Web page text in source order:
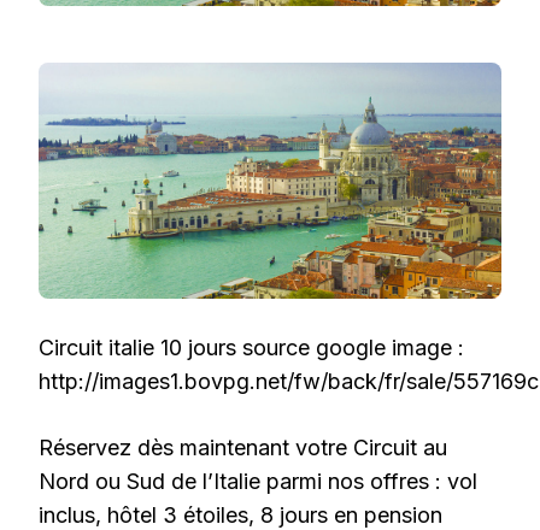
Circuit italie 10 jours source google image :
http://images1.bovpg.net/fw/back/fr/sale/
Réservez dès maintenant votre Circuit au
Nord ou Sud de l’Italie parmi nos offres : vol
inclus, hôtel 3 étoiles, 8 jours en pension